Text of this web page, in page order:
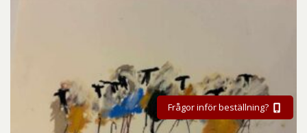
Frågor inför beställning?